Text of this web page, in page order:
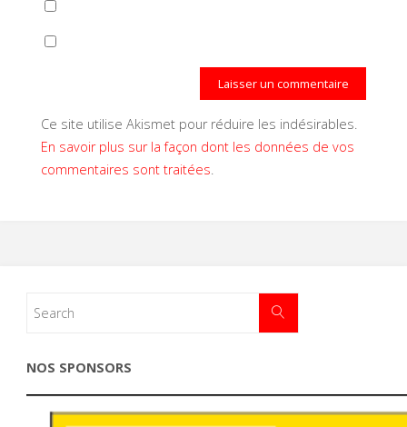
Ce site utilise Akismet pour réduire les indésirables.
En savoir plus sur la façon dont les données de vos
commentaires sont traitées.
NOS SPONSORS